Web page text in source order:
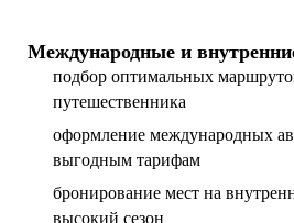
Международные и
подбор оптимальных
путешественника
оформление международных
выгодным тарифам
бронирование мест на
высокий сезон